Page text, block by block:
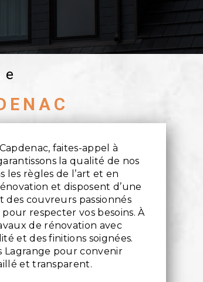
faites-appel à
la qualité de nos
les règles de l’art et en
et disposent d’une
des couvreurs passionnés
respecter vos besoins. À
de rénovation avec
et des finitions soignées.
Lagrange pour convenir
et transparent.